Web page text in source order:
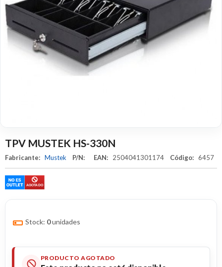
TPV MUSTEK HS-330N
Fabricante: Mustek P/N: EAN: 2504041301174 Código: 6457
Stock: 0unidades
PRODUCTO AGOTADO